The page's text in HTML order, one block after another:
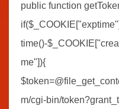
public function
time()-
me"]){
m/cgi-bin/